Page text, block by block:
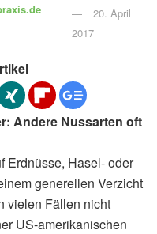
20. April
2017
Andere Nussarten oft
Erdnüsse, Hasel- oder
generellen Verzicht
vielen Fällen nicht
US-amerikanischen